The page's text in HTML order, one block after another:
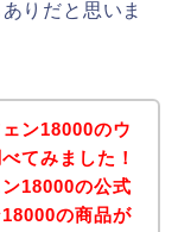
りだと思いま
ン18000のウ
てみました！
18000の公式
の商品が